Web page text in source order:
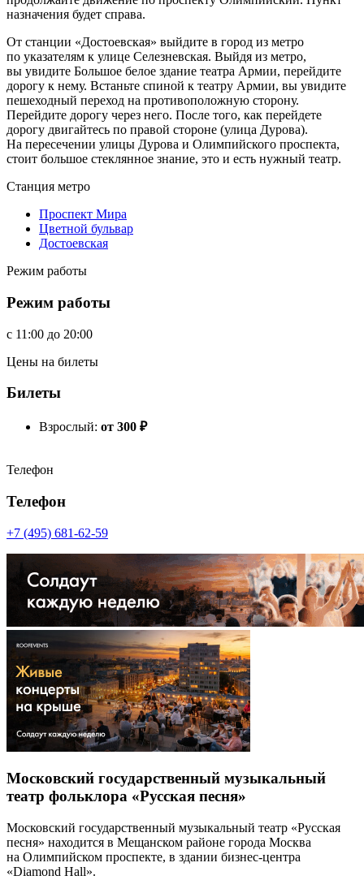
назначения будет справа.
От станции «Достоевская» выйдите в город из метро
по указателям к улице Селезневская. Выйдя из метро,
вы увидите Большое белое здание театра Армии, перейдите
дорогу к нему. Встаньте спиной к театру Армии, вы увидите
пешеходный переход на противоположную сторону.
Перейдите дорогу через него. После того, как перейдете
дорогу двигайтесь по правой стороне (улица Дурова).
На пересечении улицы Дурова и Олимпийского проспекта,
стоит большое стеклянное знание, это и есть нужный театр.
Станция метро
Проспект Мира
Цветной бульвар
Достоевская
Режим работы
Режим работы
c 11:00 до 20:00
Цены на билеты
Билеты
Взрослый: от 300 ₽
Телефон
Телефон
+7 (495) 681-62-59
Московский государственный музыкальный
театр фольклора «Русская песня»
Московский государственный музыкальный театр «Русская
песня» находится в Мещанском районе города Москва
на Олимпийском проспекте, в здании бизнес-центра
«Diamond Hall».